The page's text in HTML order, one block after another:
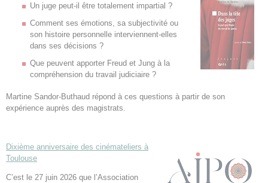
Un juge peut-il être totalement impartial ?
Comment ses émotions, sa subjectivité ou
son histoire personnelle interviennent-elles
dans ses décisions ?
Que peuvent apporter Freud et Jung à la
compréhension du travail judiciaire ?
Martine Sandor-Buthaud répond à ces questions à partir de son
expérience auprès des magistrats.
Dixième anniversaire des cinémateliers à
Toulouse
C’est le 27 juin 2026 que l’Association